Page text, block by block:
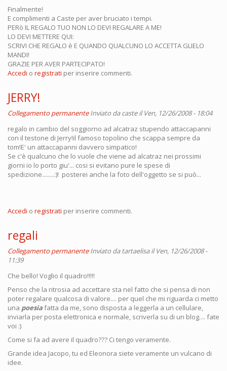
Finalmente!
E complimenti a Caste per aver bruciato i tempi.
PERò IL REGALO TUO NON LO DEVI REGALARE A ME!
LO DEVI METTERE QUI:
SCRIVI CHE REGALO è E QUANDO QUALCUNO LO ACCETTA GLIELO
MANDI!
GRAZIE PER AVER PARTECIPATO!
Accedi o registrati per inserire commenti.
JERRY!
Collegamento permanente Inviato dacasteil Ven, 12/26/2008 - 18:04
regalo in cambio del soggiorno ad alcatraz stupendo attaccapanni
con il testone di Jerry!il famoso topolino che scappa sempre da
tom!E' un attaccapanni davvero simpatico!
Se c'è qualcuno che lo vuole che viene ad alcatraz nei prossimi
giorni io lo porto giu'... cosi si evitano pure le spese di
spedizione........:)! posterei anche la foto dell'oggetto se si può...
Accedi o registrati per inserire commenti.
regali
Collegamento permanente Inviato datartaelisail Ven, 12/26/2008 -
11:39
Che bello! Voglio il quadro!!!!!
Penso che la ritrosia ad accettare sta nel fatto che si pensa di non
poter regalare qualcosa di valore.... per quel che mi riguarda ci metto
una poesiafatta da me, sono disposta a leggerla a un cellulare,
inviarla per posta elettronica e normale, scriverla su di un blog.... fate
voi :)
Come si fa ad avere il quadro??? Ci tengo veramente.
Grande idea Jacopo, tu ed Eleonora siete veramente un vulcano di
idee.